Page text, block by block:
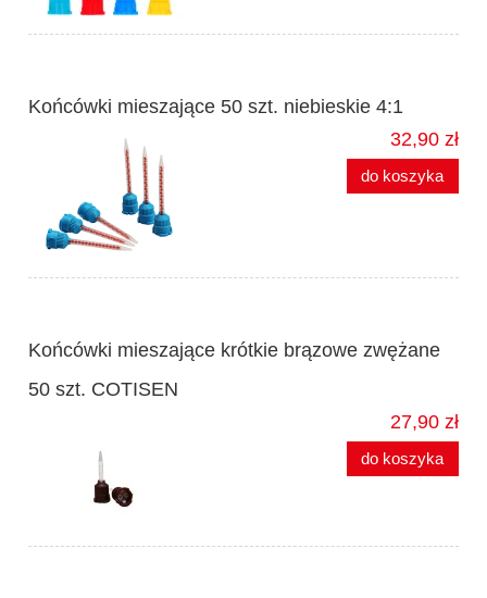
Końcówki mieszające 50 szt. niebieskie 4:1
32,90 zł
do koszyka
Końcówki mieszające krótkie brązowe zwężane
50 szt. COTISEN
27,90 zł
do koszyka